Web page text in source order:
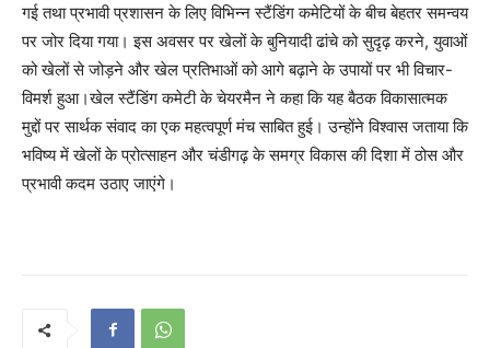
गई तथा प्रभावी प्रशासन के लिए विभिन्न स्टैंडिंग कमेटियों के बीच बेहतर समन्वय
पर जोर दिया गया। इस अवसर पर खेलों के बुनियादी ढांचे को सुदृढ़ करने, युवाओं
को खेलों से जोड़ने और खेल प्रतिभाओं को आगे बढ़ाने के उपायों पर भी विचार-
विमर्श हुआ।खेल स्टैंडिंग कमेटी के चेयरमैन ने कहा कि यह बैठक विकासात्मक
मुद्दों पर सार्थक संवाद का एक महत्वपूर्ण मंच साबित हुई। उन्होंने विश्वास जताया कि
भविष्य में खेलों के प्रोत्साहन और चंडीगढ़ के समग्र विकास की दिशा में ठोस और
प्रभावी कदम उठाए जाएंगे।